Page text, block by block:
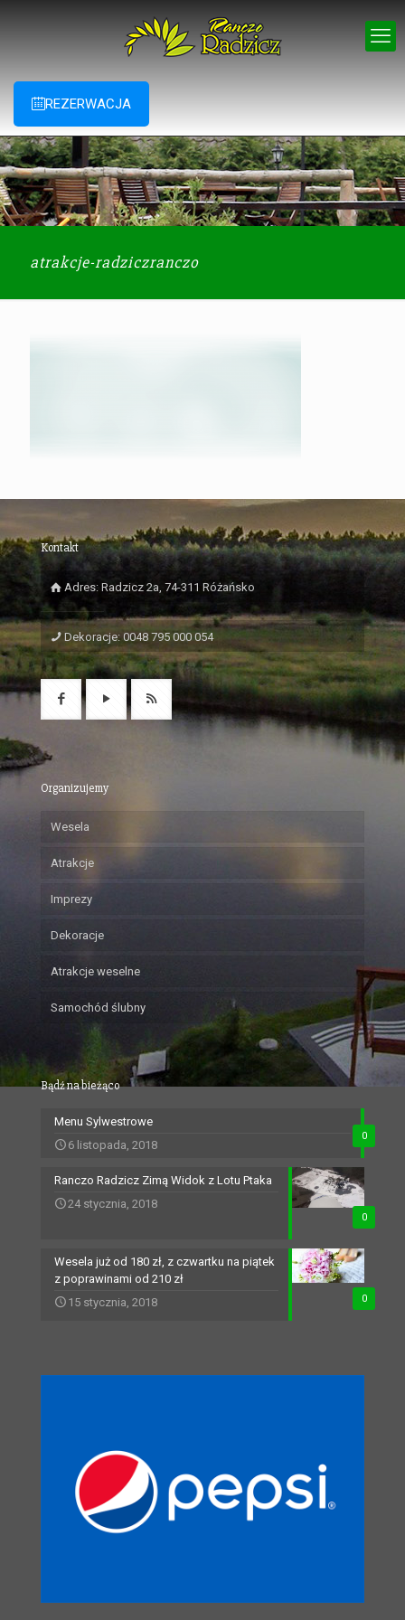
REZERWACJA
atrakcje-radziczranczo
Kontakt
Adres: Radzicz 2a, 74-311 Różańsko
Dekoracje: 0048 795 000 054
Organizujemy
Wesela
Atrakcje
Imprezy
Dekoracje
Atrakcje weselne
Samochód ślubny
Bądź na bieżąco
0
Menu Sylwestrowe
6 listopada, 2018
0
Ranczo Radzicz Zimą Widok z Lotu Ptaka
24 stycznia, 2018
0
Wesela już od 180 zł, z czwartku na piątek
z poprawinami od 210 zł
15 stycznia, 2018